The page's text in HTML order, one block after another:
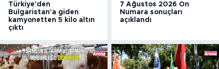
Türkiye'den
Bulgaristan'a giden
kamyonetten 5 kilo altın
çıktı
7 Ağustos 2026 On
Numara sonuçları
açıklandı